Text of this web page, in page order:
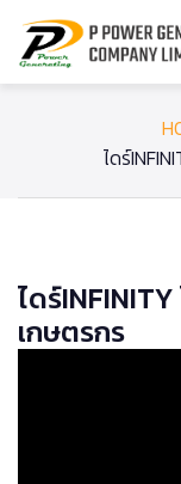
ไดร์
ไดร์
เกษตรกร